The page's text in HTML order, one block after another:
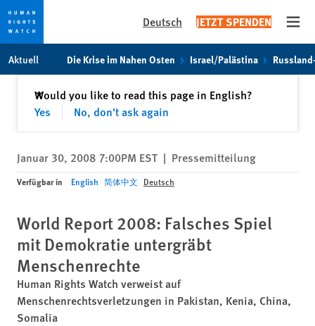
Skip
to
Skip
to
content
Deutsch JETZT SPENDEN
Aktuell Die Krise im Nahen Osten Israel/Palästina
Would you like to read this page in English?
Yes
No, don't ask again
✕Schließen
Januar 30, 2008 7:00PM EST | Pressemitteilung
Verfügbar in English 简体中文 Deutsch
World Report 2008: Falsches Spiel
mit Demokratie untergräbt
Menschenrechte
Human Rights Watch verweist auf
Menschenrechtsverletzungen in Pakistan, Kenia, China,
Somalia